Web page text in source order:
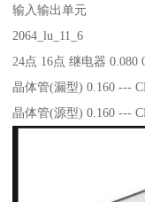
输入输出单元
2064_lu_11_6
24点 16点 继电器 0.080
晶体管(漏型) 0.160 ---
晶体管(源型) 0.160 ---